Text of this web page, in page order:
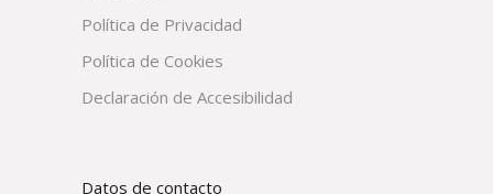
Política de Privacidad
Política de Cookies
Declaración de Accesibilidad
Datos de contacto